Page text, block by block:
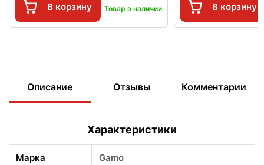
В корзину Товар в наличии В корзину
Описание Отзывы Комментарии
Характеристики
Марка Gamo